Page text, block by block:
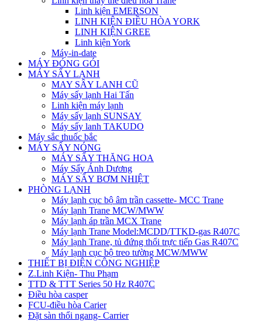
Linh kiện EMERSON
LINH KIỆN ĐIỀU HÒA YORK
LINH KIỆN GREE
Linh kiện York
Máy-in-date
MÁY ĐÓNG GÓI
MÁY SẤY LẠNH
MAY SÂY LANH CŨ
Máy sấy lạnh Hai Tấn
Linh kiện máy lạnh
Máy sấy lạnh SUNSAY
Máy sấy lanh TAKUDO
Máy sắc thuốc bắc
MÁY SẤY NÓNG
MÁY SẤY THĂNG HOA
Máy Sấy Ánh Dương
MÁY SẤY BƠM NHIỆT
PHÒNG LẠNH
Máy lạnh cục bộ âm trần cassette- MCC Trane
Máy lạnh Trane MCW/MWW
Máy lạnh áp trần MCX Trane
Máy lạnh Trane Model:MCDD/TTKD-gas R407C
Máy lạnh Trane, tủ đứng thổi trực tiếp Gas R407C
Máy lạnh cục bộ treo tường MCW/MWW
THIẾT BỊ ĐIỆN CÔNG NGHIỆP
Z.Linh Kiện- Thu Phạm
TTD & TTT Series 50 Hz R407C
Điều hòa casper
FCU-điều hòa Carier
Đặt sàn thổi ngang- Carrier